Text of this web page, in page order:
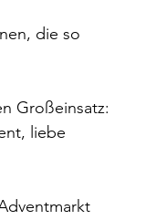
die so
Großeinsatz:
liebe